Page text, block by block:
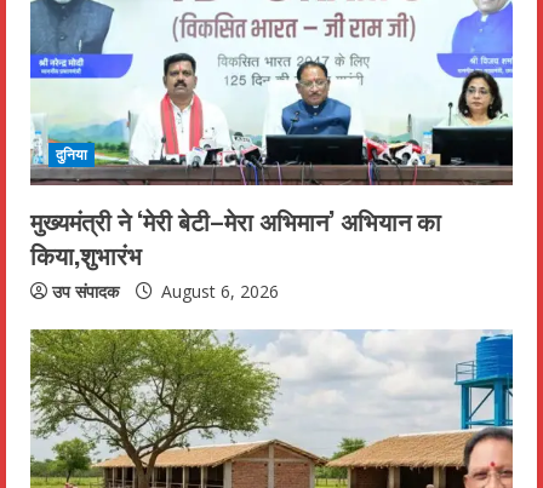
a
d
i
n
g
दुनिया
मुख्यमंत्री ने ‘मेरी बेटी–मेरा अभिमान’ अभियान का
किया,शुभारंभ
उप संपादक August 6, 2026